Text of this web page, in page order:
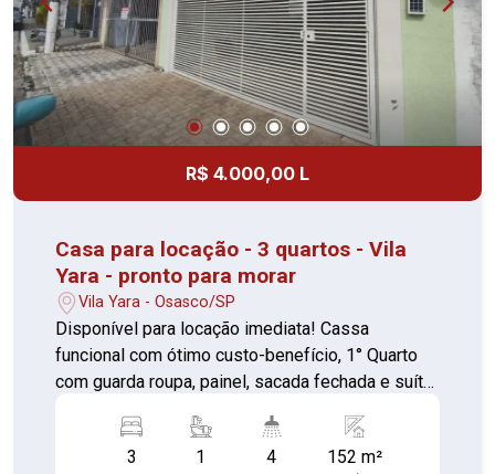
R$ 4.000,00 L
Casa para locação - 3 quartos - Vila
Yara - pronto para morar
Vila Yara - Osasco/SP
Disponível para locação imediata! Cassa
funcional com ótimo custo-benefício, 1° Quarto
com guarda roupa, painel, sacada fechada e suíte
sacada (piso laminado) Sala com painel (piso
3 1 4 152 m²